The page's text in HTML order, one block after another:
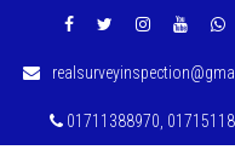
01711388970,